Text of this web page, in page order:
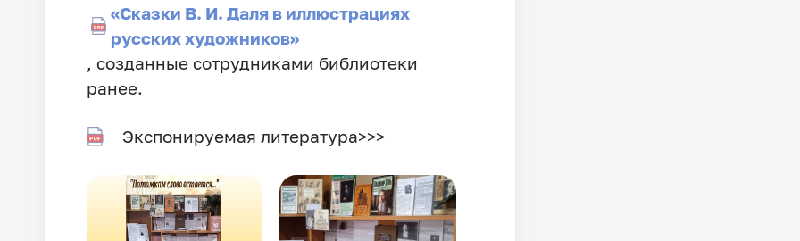
«Сказки В. И. Даля в иллюстрациях
русских художников»
, созданные сотрудниками библиотеки
ранее.
Экспонируемая литература>>>
Image Image